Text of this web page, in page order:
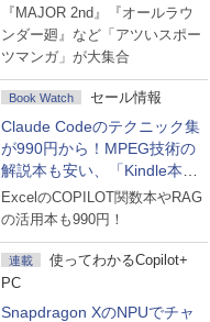
『MAJOR 2nd』『オールラウ
ンダー廻』など「アツいスポー
ツマンガ」が大集合
Book Watch セール情報
Claude Codeのテクニック集
が990円から！MPEG技術の
解説本も安い、「Kindle本サ
マーセール」第2弾開始！
ExcelのCOPILOT関数本やRAG
の活用本も990円！
連載
使ってわかるCopilot+
PC
Snapdragon XのNPUでチャ